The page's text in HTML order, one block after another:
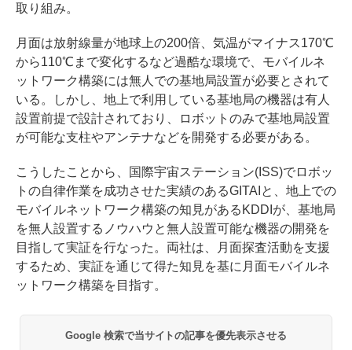
取り組み。
月面は放射線量が地球上の200倍、気温がマイナス170℃
から110℃まで変化するなど過酷な環境で、モバイルネ
ットワーク構築には無人での基地局設置が必要とされて
いる。しかし、地上で利用している基地局の機器は有人
設置前提で設計されており、ロボットのみで基地局設置
が可能な支柱やアンテナなどを開発する必要がある。
こうしたことから、国際宇宙ステーション(ISS)でロボッ
トの自律作業を成功させた実績のあるGITAIと、地上での
モバイルネットワーク構築の知見があるKDDIが、基地局
を無人設置するノウハウと無人設置可能な機器の開発を
目指して実証を行なった。両社は、月面探査活動を支援
するため、実証を通じて得た知見を基に月面モバイルネ
ットワーク構築を目指す。
Google 検索で当サイトの記事を優先表示させる